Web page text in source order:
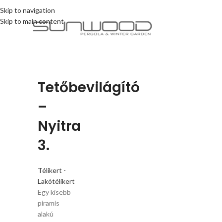
Skip to navigation
Skip to main content
Tetőbevilágító
–
Nyitra
3.
Télikert -
Lakótélikert
Egy kisebb
piramis
alakú